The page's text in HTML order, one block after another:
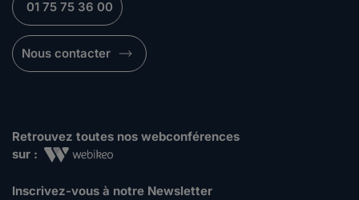
01 75 75 36 00
Nous contacter
Retrouvez toutes nos webconférences
sur :
Inscrivez-vous à notre Newsletter